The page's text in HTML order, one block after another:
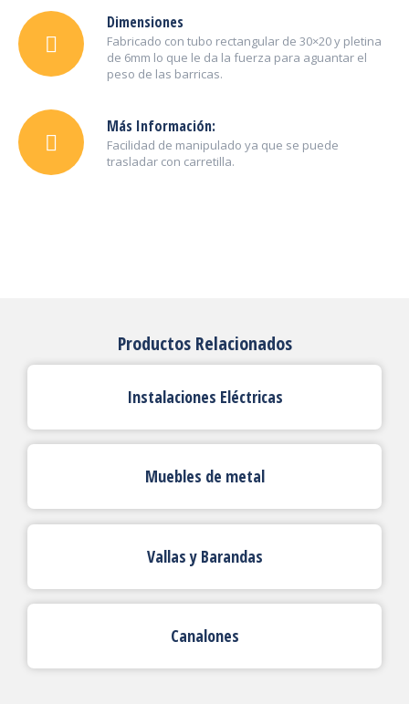
Dimensiones
Fabricado con tubo rectangular de 30×20 y pletina
de 6mm lo que le da la fuerza para aguantar el
peso de las barricas.
Más Información:
Facilidad de manipulado ya que se puede
trasladar con carretilla.
Productos Relacionados
Instalaciones Eléctricas
Muebles de metal
Vallas y Barandas
Canalones